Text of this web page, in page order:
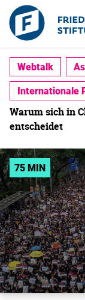
Webtalk
Internationale
Warum sich in
entscheidet
75 MIN